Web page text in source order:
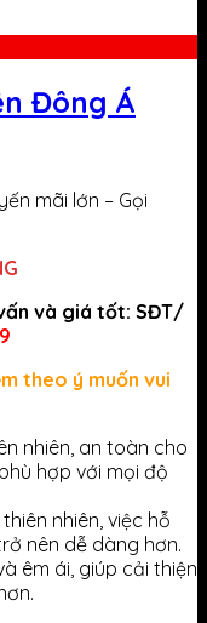
Đông Á
mãi lớn – Gọi
và giá tốt: SĐT/
theo ý muốn vui
nhiên, an toàn cho
hợp với mọi độ
nhiên, việc hỗ
nên dễ dàng hơn.
êm ái, giúp cải thiện